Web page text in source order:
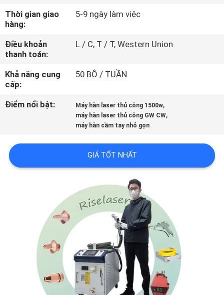
THAM
QUAN
NHÀ
MÁY
KIỂM
LƯỢNG
CHÚNG
Thời gian giao
hàng:
5-9 ngày làm việc
Điều khoản
thanh toán:
L / C, T / T, Western Union
Khả năng cung
cấp:
50 BỘ / TUẦN
Điểm nổi bật: Máy hàn laser thủ công 1500w,
máy hàn laser thủ công GW CW,
máy hàn cầm tay nhỏ gọn
GIÁ TỐT NHẤT